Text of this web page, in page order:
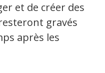
et de créer des
gravés
après les